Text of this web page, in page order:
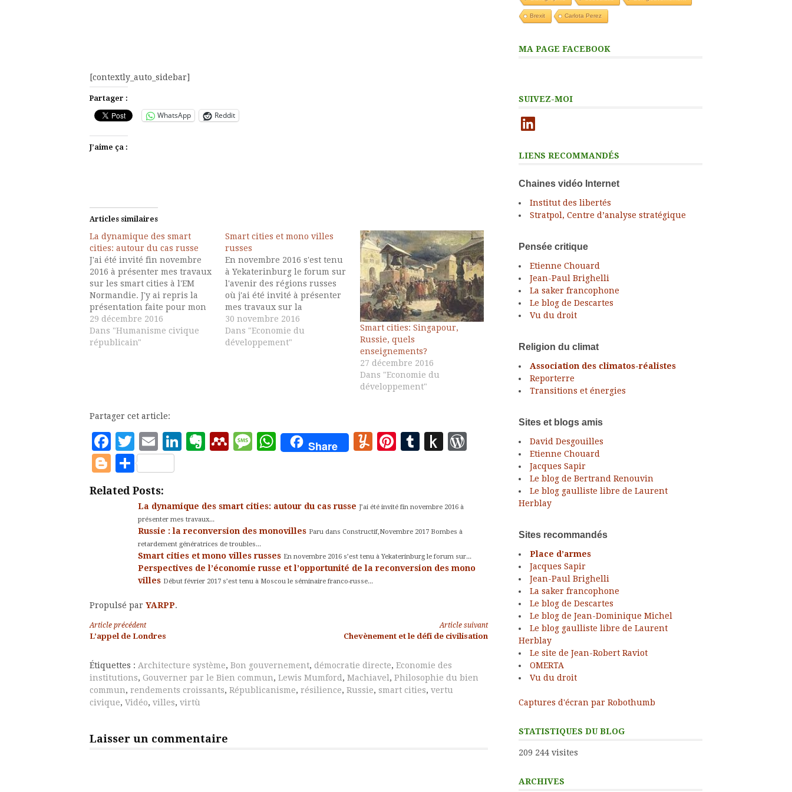
[contextly_auto_sidebar]
Partager :
WhatsApp Reddit
J’aime ça :
Articles similaires
La dynamique des smart
cities: autour du cas russe
J'ai été invité fin novembre
2016 à présenter mes travaux
sur les smart cities à l'EM
Normandie. J'y ai repris la
présentation faite pour mon
intervention au forum sur
l'avenir des régions russes à
Yekaterinbourg en octobre
29 décembre 2016
Dans "Humanisme civique
républicain"
Smart cities et mono villes
russes
En novembre 2016 s'est tenu
à Yekaterinburg le forum sur
l'avenir des régions russes
où j'ai été invité à présenter
mes travaux sur la
reconversion des monovilles
russes en smart cities comme
levier de la
30 novembre 2016
Dans "Economie du
développement"
Smart cities: Singapour,
Russie, quels
enseignements?
27 décembre 2016
Dans "Economie du
développement"
Partager cet article:
Facebook
Twitter
EmailLinkedIn
Evernote
Mendeley
Message
WhatsApp
Share Yummly
Pinterest
Tumblr
PushWordPress
Blogger
Partager
Related Posts:
La dynamique des smart cities: autour du cas russe J’ai été invité fin novembre 2016 à
présenter mes travaux...
Russie : la reconversion des monovilles Paru dans Constructif,Novembre 2017 Bombes à
retardement génératrices de troubles...
Smart cities et mono villes russes En novembre 2016 s’est tenu à Yekaterinburg le forum sur...
Perspectives de l’économie russe et l’opportunité de la reconversion des mono
villes Début février 2017 s’est tenu à Moscou le séminaire franco-russe...
Propulsé par YARPP.
Lire
suite
Article précédent
L’appel de Londres
Article suivant
Chevènement et le défi de civilisation
Étiquettes : Architecture système, Bon gouvernement, démocratie directe, Economie des
institutions, Gouverner par le Bien commun, Lewis Mumford , Machiavel , Philosophie du bien
commun, rendements croissants, Républicanisme, résilience, Russie, smart cities, vertu
civique, Vidéo, villes, virtù
Laisser un commentaire
Brexit Carlota Perez
MA PAGE FACEBOOK
SUIVEZ-MOI
LinkedIn
LIENS RECOMMANDÉS
Chaines vidéo Internet
Institut des libertés
Stratpol, Centre d’analyse stratégique
Pensée critique
Etienne Chouard
Jean-Paul Brighelli
La saker francophone
Le blog de Descartes
Vu du droit
Religion du climat
Association des climatos-réalistes
Reporterre
Transitions et énergies
Sites et blogs amis
David Desgouilles
Etienne Chouard
Jacques Sapir
Le blog de Bertrand Renouvin
Le blog gaulliste libre de Laurent
Herblay
Sites recommandés
Place d’armes
Jacques Sapir
Jean-Paul Brighelli
La saker francophone
Le blog de Descartes
Le blog de Jean-Dominique Michel
Le blog gaulliste libre de Laurent
Herblay
Le site de Jean-Robert Raviot
OMERTA
Vu du droit
Captures d'écran par Robothumb
STATISTIQUES DU BLOG
209 244 visites
ARCHIVES